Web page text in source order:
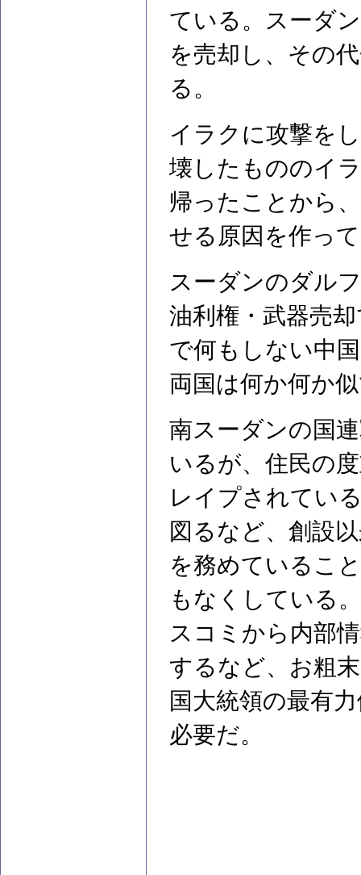
ている。スーダ
を売却し、その
る。
イラクに攻撃を
壊したもののイ
帰ったことから
せる原因を作っ
スーダンのダル
油利権・武器売
で何もしない中
両国は何か何か
南スーダンの国
いるが、住民の
レイプされてい
図るなど、創設
を務めているこ
もなくしている
スコミから内部
するなど、お粗
国大統領の最有
必要だ。